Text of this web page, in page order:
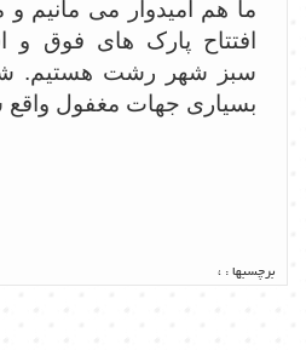
ما هم امیدوار می مانیم و
افتتاح پارک های فوق و
سبز شهر رشت هستیم.
بسیاری جهات مغفول
برچسبها : ،